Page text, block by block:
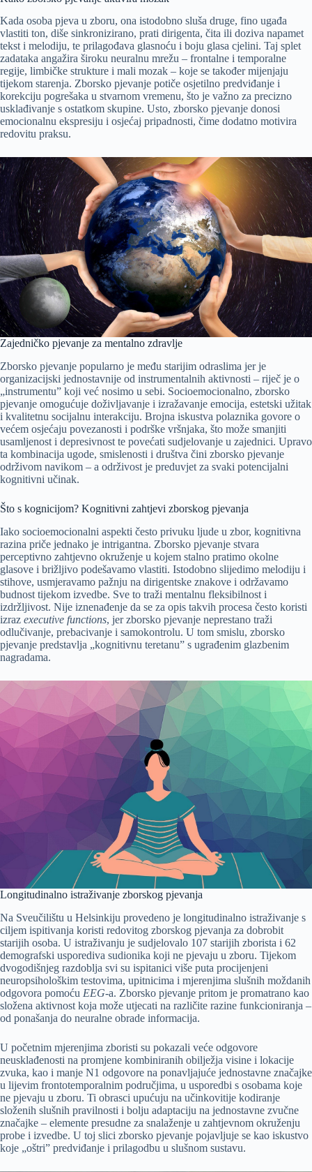
Kada osoba pjeva u zboru, ona istodobno sluša druge, fino ugađa
vlastiti ton, diše sinkronizirano, prati dirigenta, čita ili doziva napamet
tekst i melodiju, te prilagođava glasnoću i boju glasa cjelini. Taj splet
zadataka angažira široku neuralnu mrežu – frontalne i temporalne
regije, limbičke strukture i mali mozak – koje se također mijenjaju
tijekom starenja. Zborsko pjevanje potiče osjetilno predviđanje i
korekciju pogrešaka u stvarnom vremenu, što je važno za precizno
usklađivanje s ostatkom skupine. Usto, zborsko pjevanje donosi
emocionalnu ekspresiju i osjećaj pripadnosti, čime dodatno motivira
redovitu praksu.
Zajedničko pjevanje za mentalno zdravlje
Zborsko pjevanje popularno je među starijim odraslima jer je
organizacijski jednostavnije od instrumentalnih aktivnosti – riječ je o
„instrumentu” koji već nosimo u sebi. Socioemocionalno, zborsko
pjevanje omogućuje doživljavanje i izražavanje emocija, estetski užitak
i kvalitetnu socijalnu interakciju. Brojna iskustva polaznika govore o
većem osjećaju povezanosti i podrške vršnjaka, što može smanjiti
usamljenost i depresivnost te povećati sudjelovanje u zajednici. Upravo
ta kombinacija ugode, smislenosti i društva čini zborsko pjevanje
održivom navikom – a održivost je preduvjet za svaki potencijalni
kognitivni učinak.
Što s kognicijom? Kognitivni zahtjevi zborskog pjevanja
Iako socioemocionalni aspekti često privuku ljude u zbor, kognitivna
razina priče jednako je intrigantna. Zborsko pjevanje stvara
perceptivno zahtjevno okruženje u kojem stalno pratimo okolne
glasove i brižljivo podešavamo vlastiti. Istodobno slijedimo melodiju i
stihove, usmjeravamo pažnju na dirigentske znakove i održavamo
budnost tijekom izvedbe. Sve to traži mentalnu fleksibilnost i
izdržljivost. Nije iznenađenje da se za opis takvih procesa često koristi
izraz executive functions, jer zborsko pjevanje neprestano traži
odlučivanje, prebacivanje i samokontrolu. U tom smislu, zborsko
pjevanje predstavlja „kognitivnu teretanu” s ugrađenim glazbenim
nagradama.
Longitudinalno istraživanje zborskog pjevanja
Na Sveučilištu u Helsinkiju provedeno je longitudinalno istraživanje s
ciljem ispitivanja koristi redovitog zborskog pjevanja za dobrobit
starijih osoba. U istraživanju je sudjelovalo 107 starijih zborista i 62
demografski usporediva sudionika koji ne pjevaju u zboru. Tijekom
dvogodišnjeg razdoblja svi su ispitanici više puta procijenjeni
neuropsihološkim testovima, upitnicima i mjerenjima slušnih moždanih
odgovora pomoću EEG-a. Zborsko pjevanje pritom je promatrano kao
složena aktivnost koja može utjecati na različite razine funkcioniranja –
od ponašanja do neuralne obrade informacija.
U početnim mjerenjima zboristi su pokazali veće odgovore
neusklađenosti na promjene kombiniranih obilježja visine i lokacije
zvuka, kao i manje N1 odgovore na ponavljajuće jednostavne značajke
u lijevim frontotemporalnim područjima, u usporedbi s osobama koje
ne pjevaju u zboru. Ti obrasci upućuju na učinkovitije kodiranje
složenih slušnih pravilnosti i bolju adaptaciju na jednostavne zvučne
značajke – elemente presudne za snalaženje u zahtjevnom okruženju
probe i izvedbe. U toj slici zborsko pjevanje pojavljuje se kao iskustvo
koje „oštri” predviđanje i prilagodbu u slušnom sustavu.